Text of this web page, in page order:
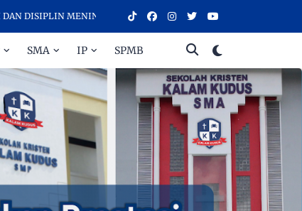
MENINGKATKAN PRESTASI - SELAMAT DATANG DI
SMA IP SPMB